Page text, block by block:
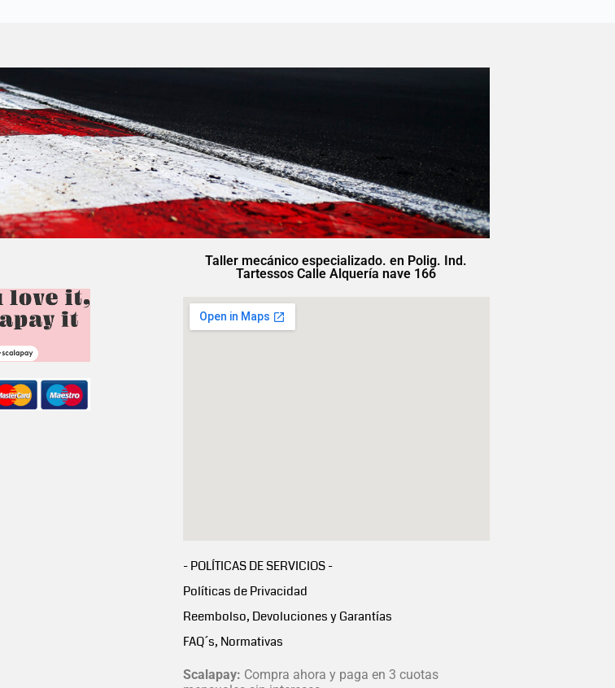
Taller mecánico especializado. en Polig. Ind.
Tartessos Calle Alquería nave 166
- POLÍTICAS DE SERVICIOS -
Políticas de Privacidad
Reembolso, Devoluciones y Garantías
FAQ´s, Normativas
Scalapay: Compra ahora y paga en 3 cuotas